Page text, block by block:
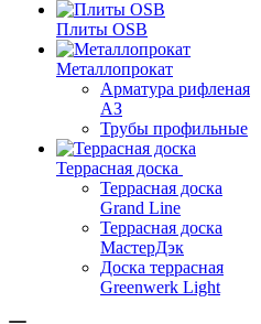
Плиты OSB
Металлопрокат
Арматура рифленая
АЗ
Трубы профильные
Террасная доска
Террасная доска
Grand Line
Террасная доска
МастерДэк
Доска террасная
Greenwerk Light